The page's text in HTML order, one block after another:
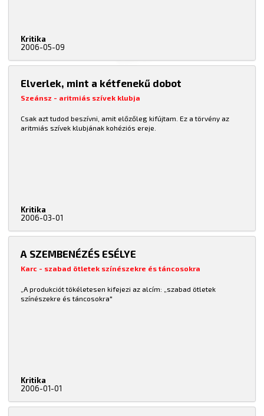
Kritika
2006-05-09
Elverlek, mint a kétfenekű dobot
Szeánsz - aritmiás szívek klubja
Csak azt tudod beszívni, amit előzőleg kifújtam. Ez a törvény az
aritmiás szívek klubjának kohéziós ereje.
Kritika
2006-03-01
A SZEMBENÉZÉS ESÉLYE
Karc - szabad ötletek színészekre és táncosokra
„A produkciót tökéletesen kifejezi az alcím: „szabad ötletek
színészekre és táncosokra"
Kritika
2006-01-01